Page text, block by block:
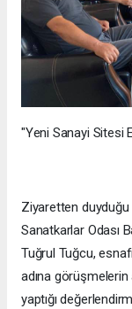
"Yeni Sanayi Sitesi
Ziyaretten
Sanatkarlar Odası
Tuğrul Tuğcu,
adına görüşmelerin
yaptığı